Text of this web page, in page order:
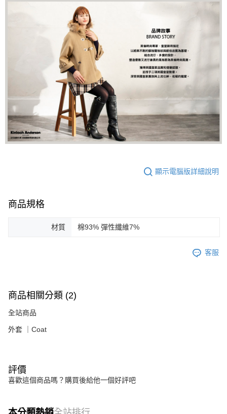
顯示電腦版詳細說明
商品規格
材質 棉93% 彈性纖維7%
客服
商品相關分類 (2)
全站商品
外套 ｜Coat
評價
喜歡這個商品嗎？購買後給他一個好評吧